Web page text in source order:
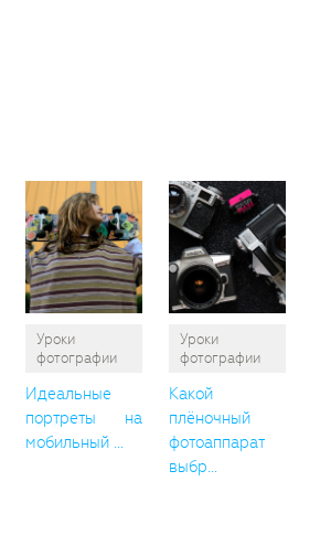
Уроки
фотографии
Идеальные
портреты на
мобильный ...
Уроки
фотографии
Какой
плёночный
фотоаппарат
выбр...